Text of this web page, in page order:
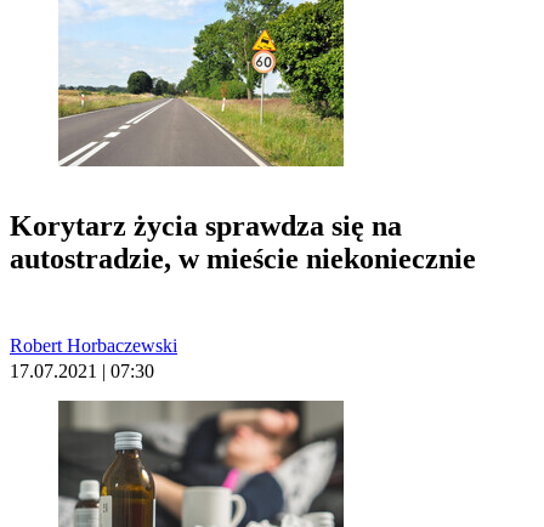
Korytarz życia sprawdza się na
autostradzie, w mieście niekoniecznie
Robert Horbaczewski
17.07.2021 | 07:30